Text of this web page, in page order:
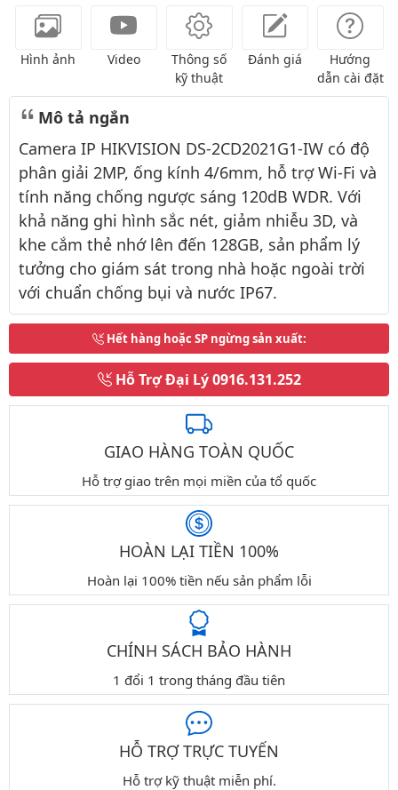
Hình ảnh Video
Thông số
kỹ thuật
Đánh giá
Hướng
dẫn cài đặt
Mô tả ngắn
Camera IP HIKVISION DS-2CD2021G1-IW có độ
phân giải 2MP, ống kính 4/6mm, hỗ trợ Wi-Fi và
tính năng chống ngược sáng 120dB WDR. Với
khả năng ghi hình sắc nét, giảm nhiễu 3D, và
khe cắm thẻ nhớ lên đến 128GB, sản phẩm lý
tưởng cho giám sát trong nhà hoặc ngoài trời
với chuẩn chống bụi và nước IP67.
Hết hàng hoặc SP ngừng sản xuất:
Hỗ Trợ Đại Lý0916.131.252
GIAO HÀNG TOÀN QUỐC
Hỗ trợ giao trên mọi miền của tổ quốc
HOÀN LẠI TIỀN 100%
Hoàn lại 100% tiền nếu sản phẩm lỗi
CHÍNH SÁCH BẢO HÀNH
1 đổi 1 trong tháng đầu tiên
HỖ TRỢ TRỰC TUYẾN
Hỗ trợ kỹ thuật miễn phí.